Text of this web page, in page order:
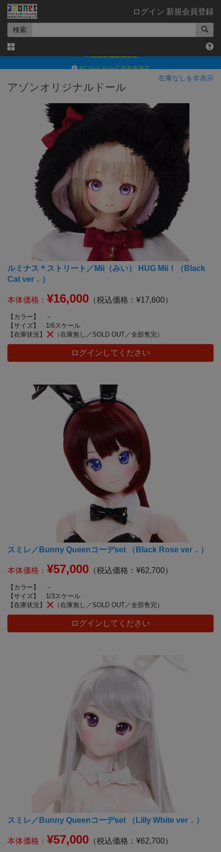
ログイン 新規会員登録
検索
ｱｿﾞﾝｵﾝﾗｲﾝｼｮｯﾌﾟX
よくあるご質問（Q&A）
在庫なしを非表示
アゾンオリジナルドール
ルミナス＊ストリート／Mii（みい） HUG Mii！（Black
Cat ver．）
本体価格： ¥16,000 （税込価格：¥17,600）
【カラー】
－
【サイズ】
1/6スケール
【在庫状況】
（在庫無し／SOLD OUT／全部售完）
ログインしてください
スミレ／Bunny Queenコーデset （Black Rose ver．）
本体価格： ¥57,000 （税込価格：¥62,700）
【カラー】
－
【サイズ】
1/3スケール
【在庫状況】
（在庫無し／SOLD OUT／全部售完）
ログインしてください
スミレ／Bunny Queenコーデset （Lilly White ver．）
本体価格： ¥57,000 （税込価格：¥62,700）